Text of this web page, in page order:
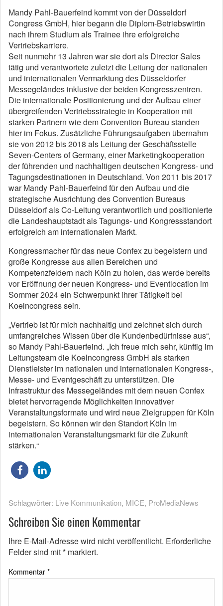
Mandy Pahl-Bauerfeind kommt von der Düsseldorf
Congress GmbH, hier begann die Diplom-Betriebswirtin
nach ihrem Studium als Trainee ihre erfolgreiche
Vertriebskarriere.
Seit nunmehr 13 Jahren war sie dort als Director Sales
tätig und verantwortete zuletzt die Leitung der nationalen
und internationalen Vermarktung des Düsseldorfer
Messegeländes inklusive der beiden Kongresszentren.
Die internationale Positionierung und der Aufbau einer
übergreifenden Vertriebsstrategie in Kooperation mit
starken Partnern wie dem Convention Bureau standen
hier im Fokus. Zusätzliche Führungsaufgaben übernahm
sie von 2012 bis 2018 als Leitung der Geschäftsstelle
Seven-Centers of Germany, einer Marketingkooperation
der führenden und nachhaltigen deutschen Kongress- und
Tagungsdestinationen in Deutschland. Von 2011 bis 2017
war Mandy Pahl-Bauerfeind für den Aufbau und die
strategische Ausrichtung des Convention Bureaus
Düsseldorf als Co-Leitung verantwortlich und positionierte
die Landeshauptstadt als Tagungs- und Kongressstandort
erfolgreich am internationalen Markt.
Kongressmacher für das neue Confex zu begeistern und
große Kongresse aus allen Bereichen und
Kompetenzfeldern nach Köln zu holen, das werde bereits
vor Eröffnung der neuen Kongress- und Eventlocation im
Sommer 2024 ein Schwerpunkt ihrer Tätigkeit bei
Koelncongress sein.
„Vertrieb ist für mich nachhaltig und zeichnet sich durch
umfangreiches Wissen über die Kundenbedürfnisse aus“,
so Mandy Pahl-Bauerfeind. „Ich freue mich sehr, künftig im
Leitungsteam die Koelncongress GmbH als starken
Dienstleister im nationalen und internationalen Kongress-,
Messe- und Eventgeschäft zu unterstützen. Die
Infrastruktur des Messegeländes mit dem neuen Confex
bietet hervorragende Möglichkeiten innovativer
Veranstaltungsformate und wird neue Zielgruppen für Köln
begeistern. So können wir den Standort Köln im
internationalen Veranstaltungsmarkt für die Zukunft
stärken.“
Schlagwörter: Live Kommunikation, MICE, ProMediaNews
Schreiben Sie einen Kommentar
Ihre E-Mail-Adresse wird nicht veröffentlicht. Erforderliche
Felder sind mit* markiert.
Kommentar *